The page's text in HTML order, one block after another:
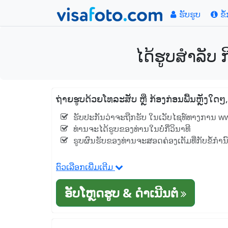
ຮັບຮູບ
ໄດ້ຮູບສໍາລັບ
ຖ່າຍຮູບດ້ວຍໂທລະສັບ ຫຼື ກ້ອງກ່ອນພື້ນຫຼັງໃດໆ
ຮັບປະກັນວ່າຈະຖືກຮັບ ໃນເວັບໄຊທ໌ທາງການ
ທ່ານຈະໄດ້ຮູບຂອງທ່ານໃນບໍ່ກີ່ວິນາທີ
ຮູບຜົນຮັບຂອງທ່ານຈະສອດຄ່ອງເຕັມທີ່ກັບຂໍ້ກໍ
ຕົວເລືອກເພີ່ມເຕີມ
ອັບໂຫຼດຮູບ & ດໍາເນີນຕໍ່